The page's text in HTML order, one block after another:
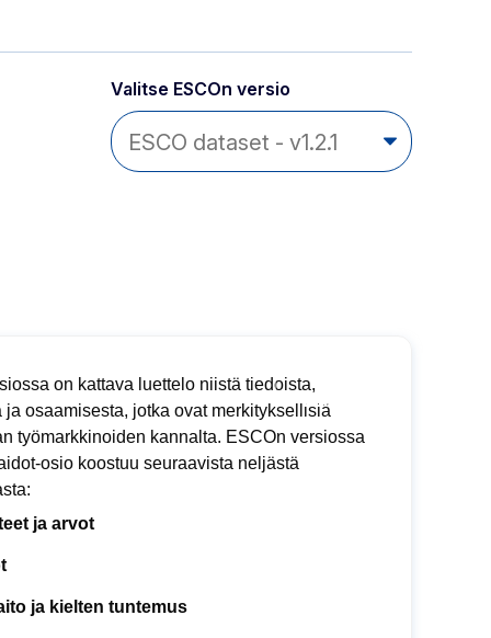
Valitse ESCOn versio
on kattava luettelo niistä tiedoista,
ja osaamisesta, jotka ovat merkityksellisiä
työmarkkinoiden kannalta. ESCOn versiossa
osio koostuu seuraavista neljästä
ja arvot
ja kielten tuntemus